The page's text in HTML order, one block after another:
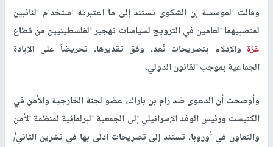
وقالت المؤسسة إن الشكوى تستند إلى ما اعتبرته استخدام النائبين
لمنصبيهما العامين في الترويج لسياسات تهجير الفلسطينيين من قطاع
غزة والإدلاء بتصريحات تُعد، وفق تقديرها، تحريضاً على الإبادة
الجماعية بموجب القانون الدولي.
وأوضحت أن الدعوى ضد رام بن باراك، عضو لجنة الخارجية والأمن في
الكنيست ورئيس الوفد الإسرائيلي إلى الجمعية البرلمانية لمنظمة الأمن
والتعاون في أوروبا، تستند إلى تصريحات أدلى بها في تشرين الثاني/